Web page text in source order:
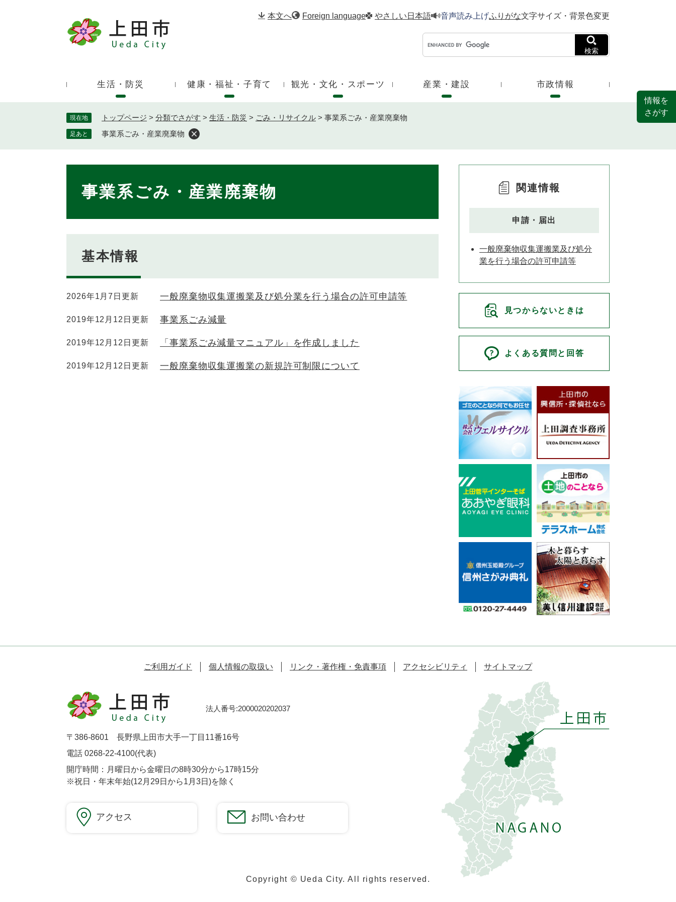
。
本文へ Foreign language やさしい日本語 音声読み上げふりがな文字サイズ・背景色変更
ド
検索
生活・防災 健康・福祉・子育て 観光・文化・スポーツ 産業・建設 市政情報
現在地 トップページ > 分類でさがす > 生活・防災 > ごみ・リサイクル > 事業系ごみ・産業廃棄物
足あと 事業系ごみ・産業廃棄物
事業系ごみ・産業廃棄物
基本情報
2026年1月7日更新 一般廃棄物収集運搬業及び処分業を行う場合の許可申請等
2019年12月12日更新 事業系ごみ減量
2019年12月12日更新 「事業系ごみ減量マニュアル」を作成しました
2019年12月12日更新 一般廃棄物収集運搬業の新規許可制限について
関連情報
申請・届出
一般廃棄物収集運搬業及び処分
業を行う場合の許可申請等
見つからないときは
よくある質問と回答
情報を
さがす
ご利用ガイド 個人情報の取扱い リンク・著作権・免責事項 アクセシビリティ サイトマップ
法人番号:2000020202037
〒386-8601 長野県上田市大手一丁目11番16号
電話 0268-22-4100(代表)
開庁時間：月曜日から金曜日の8時30分から17時15分
※祝日・年末年始(12月29日から1月3日)を除く
アクセス お問い合わせ
Copyright © Ueda City. All rights reserved.